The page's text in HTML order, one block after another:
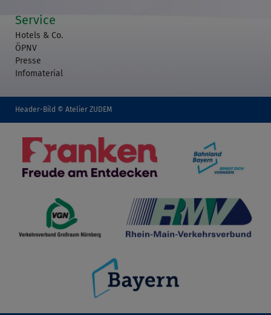
Service
Hotels & Co.
ÖPNV
Presse
Infomaterial
Header-Bild © Atelier ZUDEM